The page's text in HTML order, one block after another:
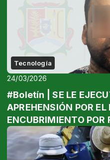
Tecnología
24/03/2026
#Boletín | SE LE
APREHENSIÓN POR EL
ENCUBRIMIENTO POR
Elementos de la